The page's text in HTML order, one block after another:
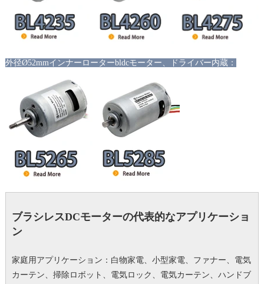
外径Ø52mmインナーローターbldcモーター、ドライバー内蔵：
ブラシレスDCモーターの代表的なアプリケーショ
ン
家庭用アプリケーション：白物家電、小型家電、ファナー、電気
カーテン、掃除ロボット、電気ロック、電気カーテン、ハンドブ